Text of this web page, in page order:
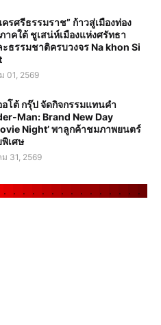
รศรีธรรมราช” ก้าวสู่เมืองท่อง
าคใต้ ชูเสน่ห์เมืองแห่งศรัทธา
ธรรมชาติครบวงจร Na khon Si
01, 2569
อโต้ กรุ๊ป จัดกิจกรรมแทนคำ
Man: Brand New Day
Night’ พาลูกค้าชมภาพยนตร์
เศษ
31, 2569
. . . . . . . . . . . . . . .